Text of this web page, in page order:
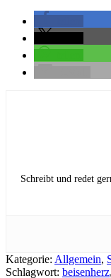
Schreibt und redet
Kategorie: Allgemein,
Schlagwort: beisenherz,